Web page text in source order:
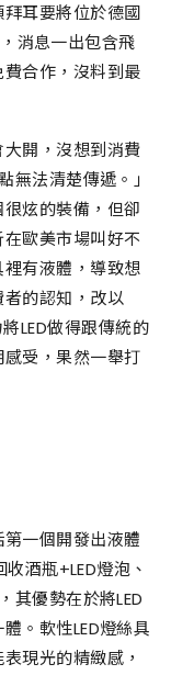
耳要將位於德國
消息一出包含飛
合作，沒料到最
大開，沒想到消費
無法清楚傳遞。」
炫的裝備，但卻
歐美市場叫好不
有液體，導致想
的認知，改以
LED做得跟傳統的
受，果然一舉打
一個開發出液體
酒瓶+LED燈泡、
其優勢在於將LED
。軟性LED燈絲具
現光的精緻感，